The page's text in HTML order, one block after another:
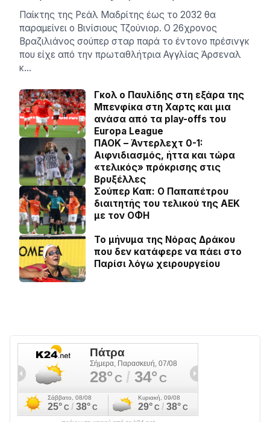
Παίκτης της Ρεάλ Μαδρίτης έως το 2032 θα
παραμείνει ο Βινίσιους Τζούνιορ. Ο 26χρονος
Βραζιλιάνος σούπερ σταρ παρά το έντονο πρέσινγκ
που είχε από την πρωταθλήτρια Αγγλίας Άρσεναλ
κ…
Γκολ ο Παυλίδης στη εξάρα της
Μπενφίκα στη Χαρτς και μια
ανάσα από τα play-offs του
Europa League
ΠΑΟΚ – Άντερλεχτ 0-1:
Αιφνιδιασμός, ήττα και τώρα
«τελικός» πρόκρισης στις
Βρυξέλλες
Σούπερ Καπ: Ο Παπαπέτρου
διαιτητής του τελικού της ΑΕΚ
με τον ΟΦΗ
Το μήνυμα της Νόρας Δράκου
που δεν κατάφερε να πάει στο
Παρίσι λόγω χειρουργείου